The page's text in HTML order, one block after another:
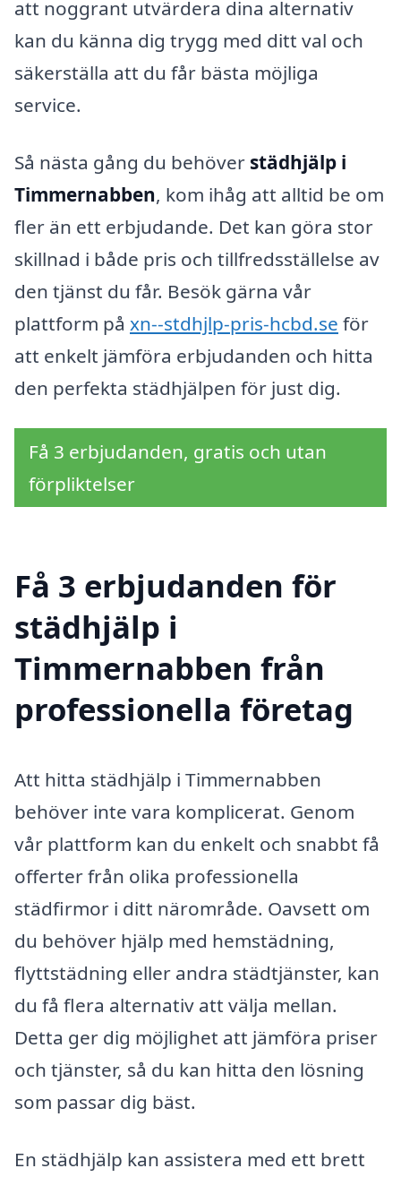
att noggrant utvärdera dina alternativ
kan du känna dig trygg med ditt val och
säkerställa att du får bästa möjliga
service.
Så nästa gång du behöver städhjälp i
Timmernabben, kom ihåg att alltid be om
fler än ett erbjudande. Det kan göra stor
skillnad i både pris och tillfredsställelse av
den tjänst du får. Besök gärna vår
plattform på xn--stdhjlp-pris-hcbd.se för
att enkelt jämföra erbjudanden och hitta
den perfekta städhjälpen för just dig.
Få 3 erbjudanden, gratis och utan
förpliktelser
Få 3 erbjudanden för
städhjälp i
Timmernabben från
professionella företag
Att hitta städhjälp i Timmernabben
behöver inte vara komplicerat. Genom
vår plattform kan du enkelt och snabbt få
offerter från olika professionella
städfirmor i ditt närområde. Oavsett om
du behöver hjälp med hemstädning,
flyttstädning eller andra städtjänster, kan
du få flera alternativ att välja mellan.
Detta ger dig möjlighet att jämföra priser
och tjänster, så du kan hitta den lösning
som passar dig bäst.
En städhjälp kan assistera med ett brett